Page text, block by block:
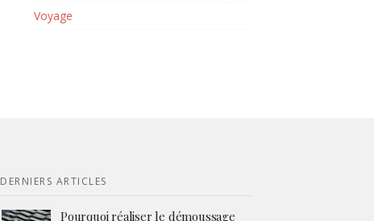
Voyage
DERNIERS ARTICLES
Pourquoi réaliser le démoussage